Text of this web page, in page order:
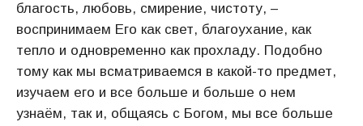
благость, любовь, смирение, чистоту, –
воспринимаем Его как свет, благоухание, как
тепло и одновременно как прохладу. Подобно
тому как мы всматриваемся в какой-то предмет,
изучаем его и все больше и больше о нем
узнаём, так и, общаясь с Богом, мы все больше